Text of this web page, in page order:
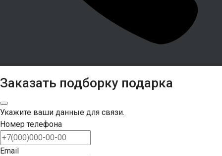
Заказать подборку подарка
Укажите ваши данные для связи.
Номер телефона
Email